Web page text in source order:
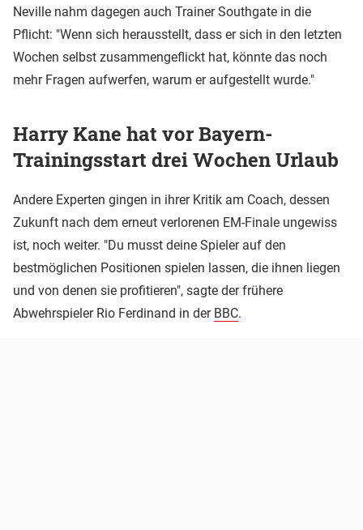
Neville nahm dagegen auch Trainer Southgate in die
Pflicht: "Wenn sich herausstellt, dass er sich in den letzten
Wochen selbst zusammengeflickt hat, könnte das noch
mehr Fragen aufwerfen, warum er aufgestellt wurde."
Harry Kane hat vor Bayern-
Trainingsstart drei Wochen Urlaub
Andere Experten gingen in ihrer Kritik am Coach, dessen
Zukunft nach dem erneut verlorenen EM-Finale ungewiss
ist, noch weiter. "Du musst deine Spieler auf den
bestmöglichen Positionen spielen lassen, die ihnen liegen
und von denen sie profitieren", sagte der frühere
Abwehrspieler Rio Ferdinand in der BBC.